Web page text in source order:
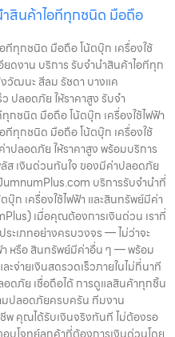
สินค้าไอทีทุกชนิด มือถือ
ทีทุกชนิด มือถือ โน้ตบุ๊ก เครื่องใช้
ดงาน บริการ รับจำนำสินค้าไอทีทุก
วัฒนะ สีลม รัชดา บางแค
ปลอดภัย ให้ราคาสูง รับจำ
กชนิด มือถือ โน้ตบุ๊ก เครื่องใช้ไฟฟ้า
ทีทุกชนิด มือถือ โน้ตบุ๊ก เครื่องใช้
ปลอดภัย ให้ราคาสูง พร้อมบริการ
ส เงินด่วนทันใจ ของมีค่าปลอดภัย
บริการรับจำนำที่
บุ๊ก เครื่องใช้ไฟฟ้า และสินทรัพย์มีค่า
เมื่อคุณต้องการเงินด่วน เราที่
ะเภทอย่างครบวงจร — ไม่ว่าจะ
า หรือ สินทรัพย์มีค่าอื่น ๆ — พร้อม
ะจ่ายเงินสดรวดเร็วภายในไม่กี่นาที
อดภัย เชื่อถือได้ การดูแลสินค้าทุกชิ้น
มปลอดภัยครบครัน ทีมงาน
พ คุณได้รับเงินจริงทันที ไม่ต้องรอ